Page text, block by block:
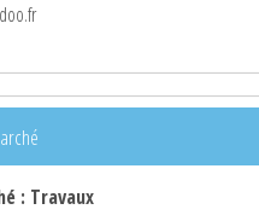
: Travaux